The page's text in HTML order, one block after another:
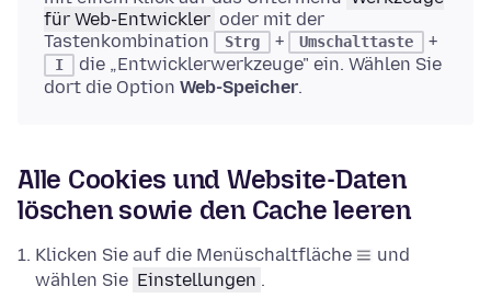
für Web-Entwickler oder mit der
Tastenkombination
Strg + Umschalttaste +
I
die „Entwicklerwerkzeuge" ein. Wählen Sie
dort die Option Web-Speicher.
Alle Cookies und Website-Daten
löschen sowie den Cache leeren
Klicken Sie auf die Menüschaltfläche
und
wählen Sie Einstellungen .